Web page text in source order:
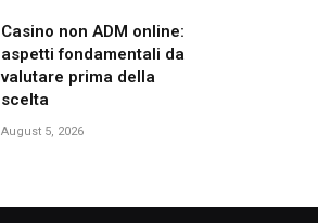
Casino non ADM online:
aspetti fondamentali da
valutare prima della
scelta
August 5, 2026